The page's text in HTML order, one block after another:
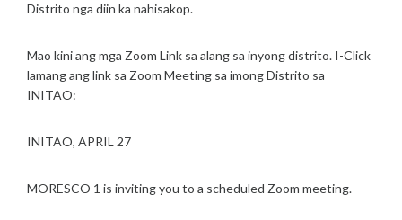
Distrito nga diin ka nahisakop.
Mao kini ang mga Zoom Link sa alang sa inyong distrito. I-Click
lamang ang link sa Zoom Meeting sa imong Distrito sa
INITAO:
INITAO, APRIL 27
MORESCO 1 is inviting you to a scheduled Zoom meeting.